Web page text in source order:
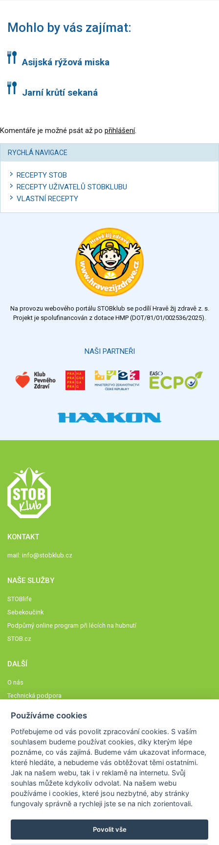
Mohlo by vás zajímat:
Asijská rýžová miska
Jarní krůtí sekaná
Komentáře je možné psát až po přihlášení.
RYCHLÁ NAVIGACE
RECEPTY STOB
RECEPTY UŽIVATELŮ STOBKLUBU
VLASTNÍ RECEPTY
Na provozu webového portálu STOBklub se podílí Hravě žij zdravě z. s.
Projekt je spolufinancován z dotace HMP (DOT/81/01/002536/2025).
NAŠI PARTNEŘI
KONTAKT
mail: info@stobklub.cz
NAŠE SLUŽBY
STOBlife
Sebekoučink
Podpůrný online program při lécích na hubnutí
STOB.cz
DALŠÍ
O nás
Technická podpora
Členové STOBklubu
Zásady nakládání s osobními údaji
Otestujte se
Spočítejte si
Výzva 52
Používáme cookies
Potřebujeme od vás povolit zpracování cookies. S vaším
souhlasem budeme používat cookies, díky kterým lépe
poznáme,co vás zajímá. Budeme vám ukazovat informace,
které hledáte, a nebudeme vás obtěžovat těmi ostatními.
Jak na našem webu, tak i v reklamě na internetu. Svůj
souhlas můžete kdykoliv odvolat. Na našem webu
používáme i cookies, které jsou nezbytné, aby stránky
fungovaly správně a rychleji jste se na nich zorientovali.
Povolit vše